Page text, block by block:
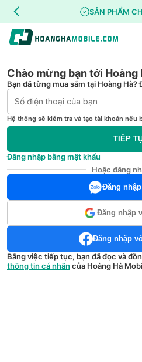
SẢN PHẨM
Chào mừng bạn tới Hoàng
Bạn đã từng mua sắm tại Hoàng
Hệ thống sẽ kiểm tra và tạo tài khoản nếu
TIẾP
Đăng nhập bằng mật khẩu
Hoặc đăng
Đăng
Đăng nhập
Đăng nhập
Bằng việc tiếp tục, bạn đã đọc và
thông tin cá nhân của Hoàng Hà